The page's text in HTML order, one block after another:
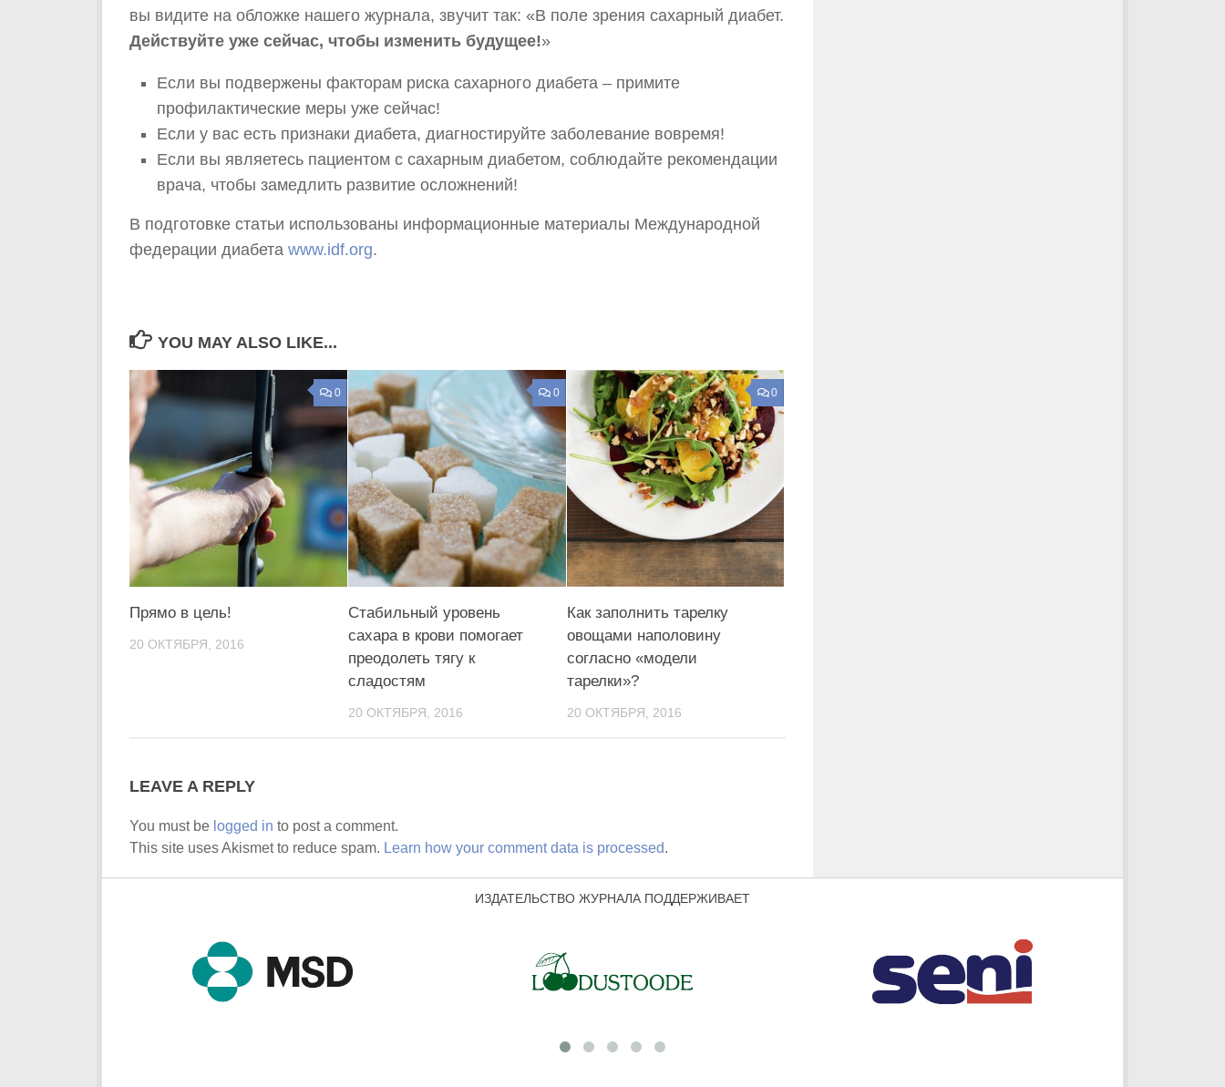
вы видите на обложке нашего журнала, звучит так: «В поле зрения сахарный диабет.
Действуйте уже сейчас, чтобы изменить будущее!»
Если вы подвержены факторам риска сахарного диабета – примите
профилактические меры уже сейчас!
Если у вас есть признаки диабета, диагностируйте заболевание вовремя!
Если вы являетесь пациентом с сахарным диабетом, соблюдайте рекомендации
врача, чтобы замедлить развитие осложнений!
В подготовке статьи использованы информационные материалы Международной
федерации диабета www.idf.org.
YOU MAY ALSO LIKE...
0
Прямо в цель!
20 ОКТЯБРЯ, 2016
0
Стабильный уровень
сахара в крови помогает
преодолеть тягу к
сладостям
20 ОКТЯБРЯ, 2016
0
Как заполнить тарелку
овощами наполовину
согласно «модели
тарелки»?
20 ОКТЯБРЯ, 2016
LEAVE A REPLY
You must be logged in to post a comment.
This site uses Akismet to reduce spam. Learn how your comment data is processed.
ИЗДАТЕЛЬСТВО ЖУРНАЛА ПОДДЕРЖИВАЕТ